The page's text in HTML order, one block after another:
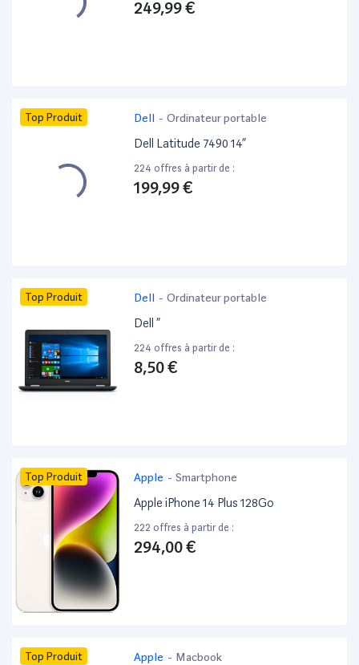
249,99 €
Top Produit Dell - Ordinateur portable
Dell Latitude 7490 14”
224 offres à partir de :
199,99 €
Top Produit Dell - Ordinateur portable
Dell ”
224 offres à partir de :
8,50 €
Top Produit Apple - Smartphone
Apple iPhone 14 Plus 128Go
222 offres à partir de :
294,00 €
Top Produit Apple - Macbook